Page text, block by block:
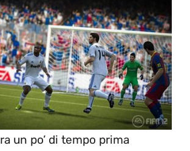
un po’ di tempo prima